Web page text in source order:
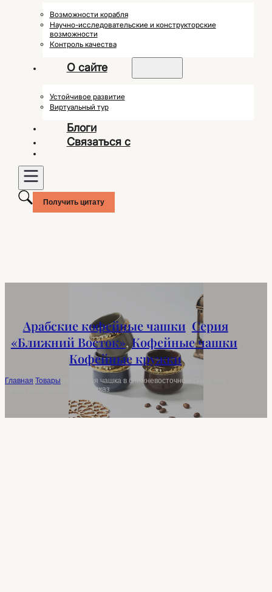
Возможности корабля
Научно-исследовательские и конструкторские
возможности
Контроль качества
О сайте
Устойчивое развитие
Виртуальный тур
Блоги
Связаться с
Получить цитату
Арабские кофейные чашки Серия
«Ближний Восток»,Кофейные чашки
Кофейные кружки
Главная Товары
Кофейная чашка в ближневосточном стиле без
ручки, изготовленная на заказ